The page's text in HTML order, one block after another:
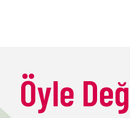
Öyle
PROGRAMLAR
ÜRETIMLER